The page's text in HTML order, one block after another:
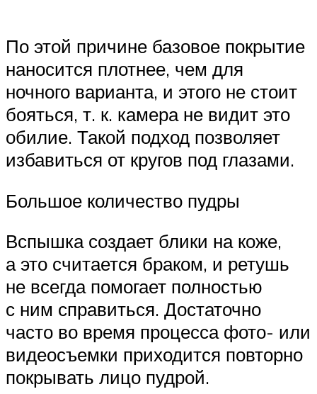
По этой причине базовое покрытие
наносится плотнее, чем для
ночного варианта, и этого не стоит
бояться, т. к. камера не видит это
обилие. Такой подход позволяет
избавиться от кругов под глазами.
Большое количество пудры
Вспышка создает блики на коже,
а это считается браком, и ретушь
не всегда помогает полностью
с ним справиться. Достаточно
часто во время процесса фото- или
видеосъемки приходится повторно
покрывать лицо пудрой.